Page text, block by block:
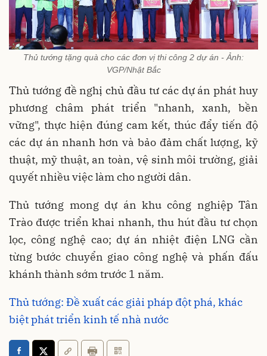
Thủ tướng tặng quà cho các đơn vị thi công 2 dự án - Ảnh:
VGP/Nhật Bắc
Thủ tướng đề nghị chủ đầu tư các dự án phát huy
phương châm phát triển "nhanh, xanh, bền
vững", thực hiện đúng cam kết, thúc đẩy tiến độ
các dự án nhanh hơn và bảo đảm chất lượng, kỹ
thuật, mỹ thuật, an toàn, vệ sinh môi trường, giải
quyết nhiều việc làm cho người dân.
Thủ tướng mong dự án khu công nghiệp Tân
Trào được triển khai nhanh, thu hút đầu tư chọn
lọc, công nghệ cao; dự án nhiệt điện LNG cần
từng bước chuyển giao công nghệ và phấn đấu
khánh thành sớm trước 1 năm.
Thủ tướng: Đề xuất các giải pháp đột phá, khác
biệt phát triển kinh tế nhà nước